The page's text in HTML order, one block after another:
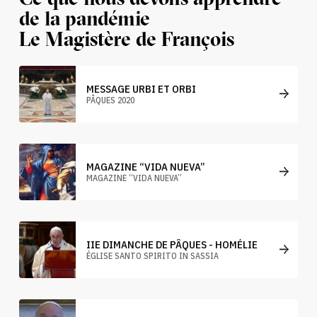
de la pandémie
Le Magistère de François
MESSAGE URBI ET ORBI
PÂQUES 2020
MAGAZINE “VIDA NUEVA”
MAGAZINE “VIDA NUEVA”
IIE DIMANCHE DE PÂQUES - HOMÉLIE
ÉGLISE SANTO SPIRITO IN SASSIA